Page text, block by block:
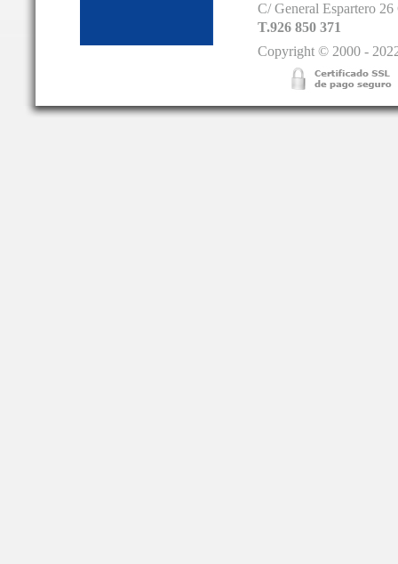
C/ General Espartero
T.926 850 371
Copyright © 2000 -